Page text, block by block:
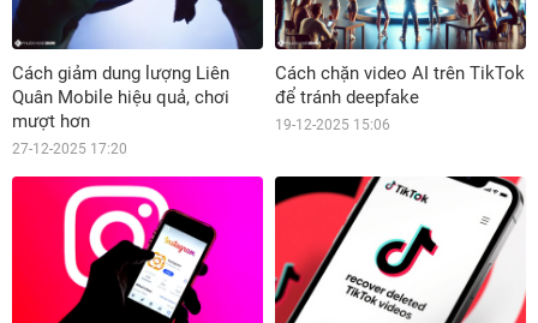
Cách giảm dung lượng Liên
Quân Mobile hiệu quả, chơi
mượt hơn
27-12-2025 17:20
Cách chặn video AI trên TikTok
để tránh deepfake
19-12-2025 15:06